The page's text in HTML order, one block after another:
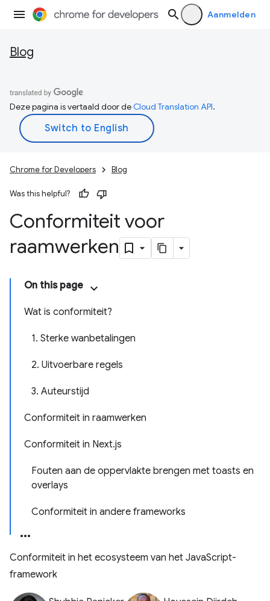
Aanmelden
Blog
Deze pagina is vertaald door deCloud Translation API.
Chrome for Developers Blog
Was this helpful?
Conformiteit voor
raamwerken
On this page
Wat is conformiteit?
1. Sterke wanbetalingen
2. Uitvoerbare regels
3. Auteurstijd
Conformiteit in raamwerken
Conformiteit in Next.js
Fouten aan de oppervlakte brengen met toasts en
overlays
Conformiteit in andere frameworks
Conformiteit in het ecosysteem van het JavaScript-
framework